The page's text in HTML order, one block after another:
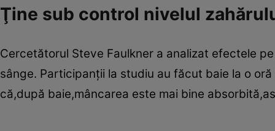
Ţine sub control nivelul
Cercetătorul Steve Faulkner a analizat efectele
sânge. Participanţii la studiu au făcut baie la o
că,după baie,mâncarea este mai bine